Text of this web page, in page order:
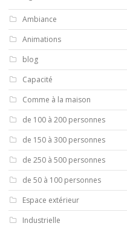
Ambiance
Animations
blog
Capacité
Comme à la maison
de 100 à 200 personnes
de 150 à 300 personnes
de 250 à 500 personnes
de 50 à 100 personnes
Espace extérieur
Industrielle